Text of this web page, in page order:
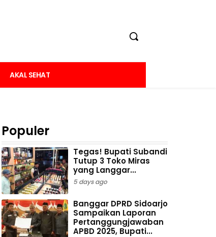
AKAL SEHAT
Populer
Tegas! Bupati Subandi
Tutup 3 Toko Miras
yang Langgar...
5 days ago
Banggar DPRD Sidoarjo
Sampaikan Laporan
Pertanggungjawaban
APBD 2025, Bupati...